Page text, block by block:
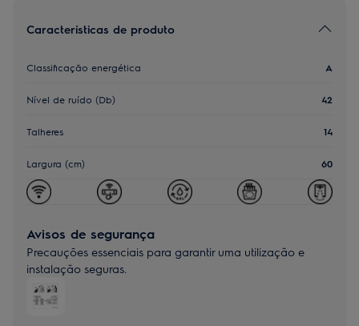
Características de produto
Classificação energética A
Nível de ruído (Db) 42
Talheres 14
Largura (cm) 60
Avisos de segurança
Precauções essenciais para garantir uma utilização e
instalação seguras.